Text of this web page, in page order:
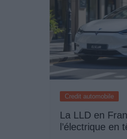
Credit automobile
La LLD en
l’électrique en